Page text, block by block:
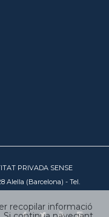
recopilar informació
PRIVADA SENSE
Alella (Barcelona) - Tel.